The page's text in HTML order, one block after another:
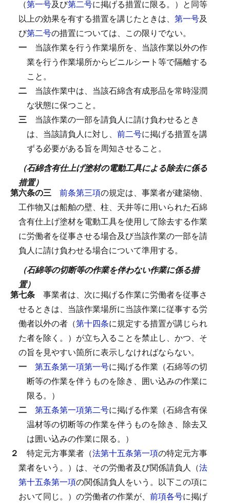
（第一号及び第二号に掲げる措置に限る。）と同等
以上の効果を有する措置を講じたときは、 第一号及
び第二号の措置については、この限りでない。
一 当該作業を行う作業場所を、当該作業以外の作
業を行う作業場所からビニルシート等で隔離する
こと。
二 当該作業中は、当該石綿含有成形品を常時湿潤
な状態に保つこと。
三 当該作業の一部を請負人に請け負わせるとき
は、当該請負人に対し、 前二号に掲げる措置を講
ずる必要がある旨を周知させること。
（石綿含有仕上げ塗材の電動工具による除去に係る
措置）
第六条の三 前条第三項の規定は、事業者が建築物、
工作物又は船舶の壁、柱、天井等に用いられた石綿
含有仕上げ塗材を電動工具を使用して除去する作業
に労働者を従事させる場合及び当該作業の一部を請
負人に請け負わせる場合について準用する。
（石綿等の切断等の作業を伴わない作業に係る措
置）
第七条 事業者は、次に掲げる作業に労働者を従事さ
せるときは、当該作業場所に当該作業に従事する労
働者以外の者（第十四条に規定する措置が講じられ
た者を除く。）が立ち入ることを禁止し、かつ、そ
の旨を見やすい箇所に表示しなければならない。
一 第五条第一項第一号に掲げる作業（石綿等の切
断等の作業を伴うものを除き、囲い込みの作業に
限る。）
二 第五条第一項第二号に掲げる作業（石綿含有保
温材等の切断等の作業を伴うものを除き、除去又
は囲い込みの作業に限る。）
２ 特定元方事業者（法第十五条第一項の特定元方事
業者をいう。）は、その労働者及び関係請負人（法
第十五条第一項の関係請負人をいう。以下この項に
おいて同じ。）の労働者の作業が、 前項各号に掲げ